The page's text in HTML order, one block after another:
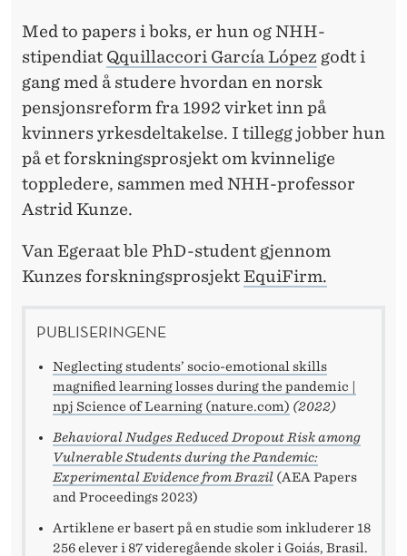
Med to papers i boks, er hun og NHH-
stipendiat Qquillaccori García López godt i
gang med å studere hvordan en norsk
pensjonsreform fra 1992 virket inn på
kvinners yrkesdeltakelse. I tillegg jobber hun
på et forskningsprosjekt om kvinnelige
toppledere, sammen med NHH-professor
Astrid Kunze.
Van Egeraat ble PhD-student gjennom
Kunzes forskningsprosjektEquiFirm.
PUBLISERINGENE
Neglecting students’ socio-emotional skills
magnified learning losses during the pandemic |
npj Science of Learning (nature.com) (2022)
Behavioral Nudges Reduced Dropout Risk among
Vulnerable Students during the Pandemic:
Experimental Evidence from Brazil (AEA Papers
and Proceedings 2023)
Artiklene er basert på en studie som inkluderer 18
256 elever i 87 videregående skoler i Goiás, Brasil.